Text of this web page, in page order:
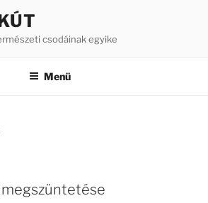
csodáinak egyike
Menü